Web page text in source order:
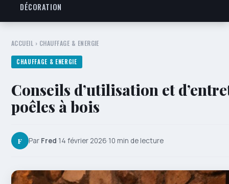
DÉCORATION
ACCUEIL › CHAUFFAGE & ENERGIE
CHAUFFAGE & ENERGIE
Conseils d’utilisation et
poêles à bois
F Par Fred·14 février 2026·10 min de lecture